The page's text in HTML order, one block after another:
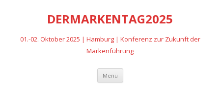
DERMARKENTAG2025
01.-02. Oktober 2025 | Hamburg | Konferenz zur Zukunft der
Markenführung
Menü Zum
springen